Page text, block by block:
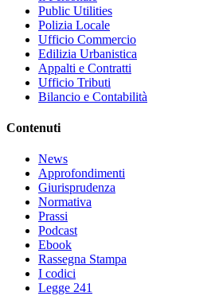
Public Utilities
Polizia Locale
Ufficio Commercio
Edilizia Urbanistica
Appalti e Contratti
Ufficio Tributi
Bilancio e Contabilità
Contenuti
News
Approfondimenti
Giurisprudenza
Normativa
Prassi
Podcast
Ebook
Rassegna Stampa
I codici
Legge 241